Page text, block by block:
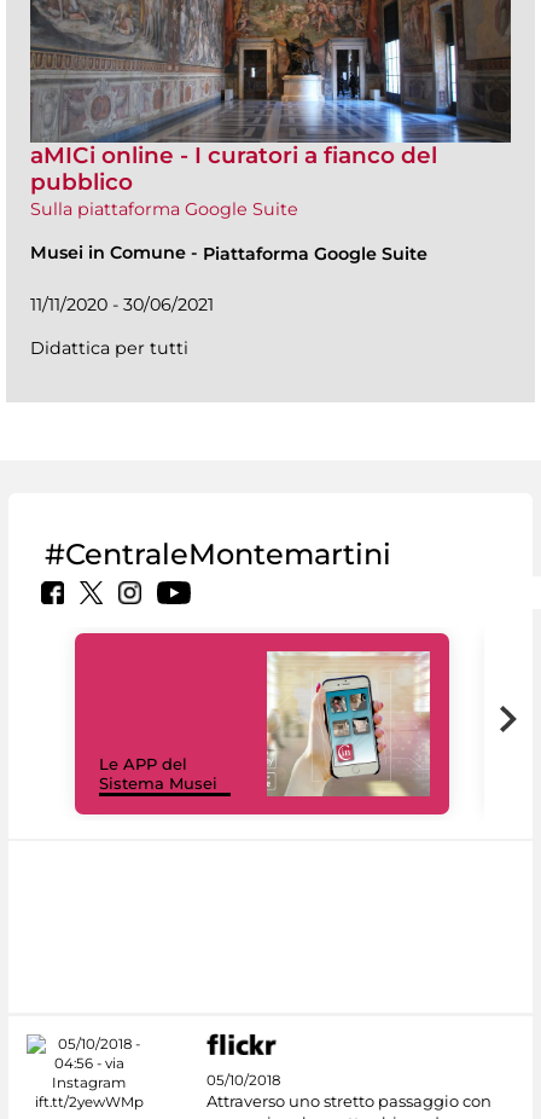
aMICi online - I curatori a fianco del
pubblico
Sulla piattaforma Google Suite
Musei in Comune - Piattaforma Google Suite
11/11/2020 - 30/06/2021
Didattica per tutti
#CentraleMontemartini
Le APP del
Sistema Musei
05/10/2018
Attraverso uno stretto passaggio con